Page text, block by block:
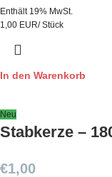
Enthält 19% MwSt.
1,00 EUR/ Stück
In den Warenkorb
Neu
Stabkerze –
€1,00